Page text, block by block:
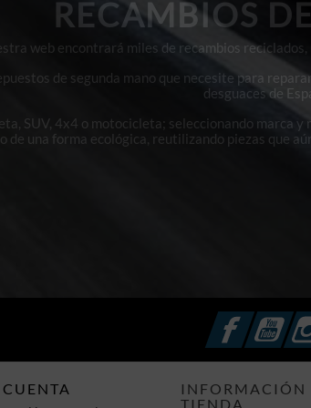
RECAMBIOS
web encontrará miles de recambios
de segunda mano que necesite para
desguaces de
SUV, 4x4 o motocicleta; seleccionando marca
de una forma ecológica, reutilizando piezas que
Facebook
INFORMACIÓN
TIENDA